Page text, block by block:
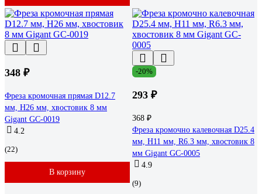
348 ₽
Фреза кромочная прямая D12.7
мм, H26 мм, хвостовик 8 мм
Gigant GC-0019
4.2
(22)
В корзину
-20%
293 ₽
368 ₽
Фреза кромочно калевочная D25.4
мм, H11 мм, R6.3 мм, хвостовик 8
мм Gigant GC-0005
4.9
(9)